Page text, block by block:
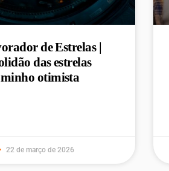
de Estrelas |
das estrelas
otimista
22 de março de 2026